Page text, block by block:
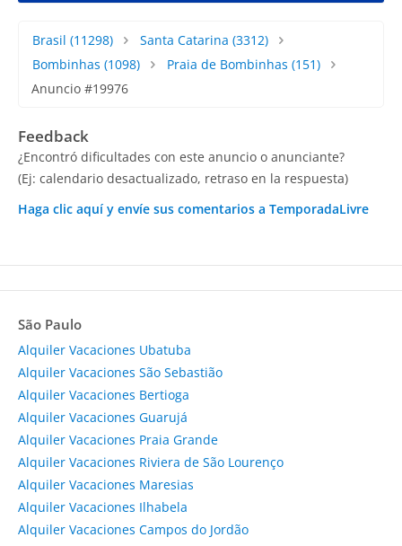
Brasil (11298) Santa Catarina (3312)
Bombinhas (1098) Praia de Bombinhas (151)
Anuncio #19976
Feedback
¿Encontró dificultades con este anuncio o anunciante?
(Ej: calendario desactualizado, retraso en la respuesta)
Haga clic aquí y envíe sus comentarios a TemporadaLivre
São Paulo
Alquiler Vacaciones Ubatuba
Alquiler Vacaciones São Sebastião
Alquiler Vacaciones Bertioga
Alquiler Vacaciones Guarujá
Alquiler Vacaciones Praia Grande
Alquiler Vacaciones Riviera de São Lourenço
Alquiler Vacaciones Maresias
Alquiler Vacaciones Ilhabela
Alquiler Vacaciones Campos do Jordão